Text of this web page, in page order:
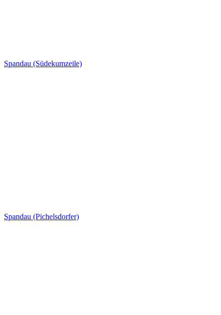
Spandau (Südekumzeile)
Spandau (Pichelsdorfer)